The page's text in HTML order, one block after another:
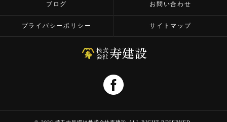
ブログ お問い合わせ
プライバシーポリシー サイトマップ